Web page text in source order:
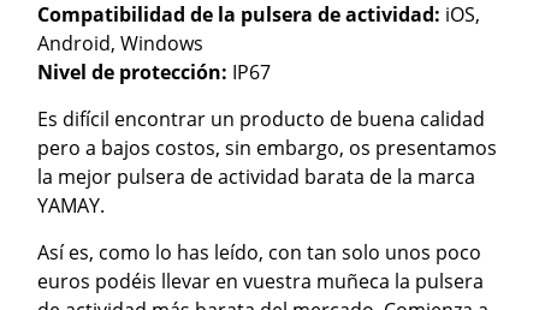
Compatibilidad de la pulsera de actividad: iOS,
Android, Windows
Nivel de protección: IP67
Es difícil encontrar un producto de buena calidad
pero a bajos costos, sin embargo, os presentamos
la mejor pulsera de actividad barata de la marca
YAMAY.
Así es, como lo has leído, con tan solo unos poco
euros podéis llevar en vuestra muñeca la pulsera